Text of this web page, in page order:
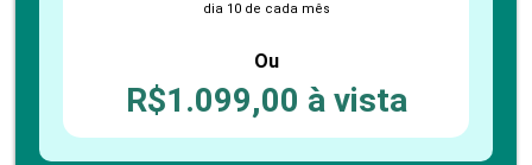
dia 10 de cada mês
Ou
R$1.099,00 à vista